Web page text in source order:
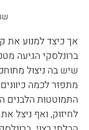
אך כיצד למנוע
ברונלסקי הגיעה
שיש בה ניצול
מתפזר לכמה
התמוטטות הלבנים
לחיזוק, ואף ניצל